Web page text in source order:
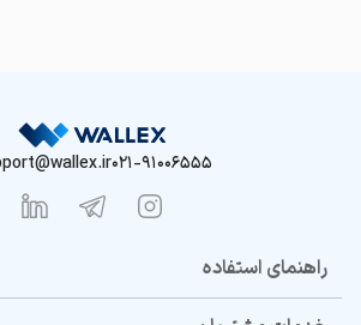
021-91006555
راهنمای استفاده